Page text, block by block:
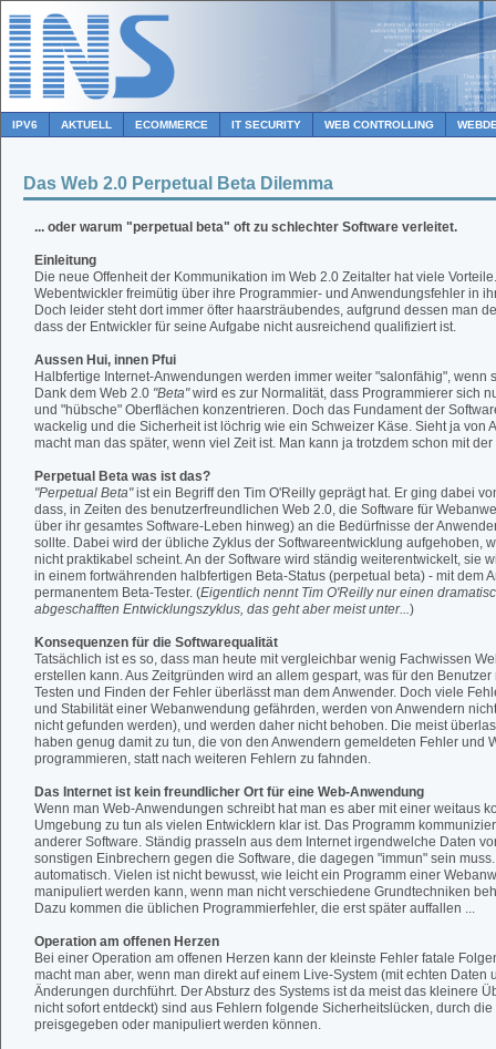
IPV6 AKTUELL ECOMMERCE IT SECURITY WEB CONTROLLING
Das Web 2.0 Perpetual Beta Dilemma
... oder warum "perpetual beta" oft zu schlechter Software verleitet.
Einleitung
Die neue Offenheit der Kommunikation im Web 2.0 Zeitalter hat viele
Webentwickler freimütig über ihre Programmier- und Anwendungsfehler in
Doch leider steht dort immer öfter haarsträubendes, aufgrund dessen man
dass der Entwickler für seine Aufgabe nicht ausreichend qualifiziert ist.
Aussen Hui, innen Pfui
Halbfertige Internet-Anwendungen werden immer weiter "salonfähig", wenn
Dank dem Web 2.0 "Beta"wird es zur Normalität, dass Programmierer sich
und "hübsche" Oberflächen konzentrieren. Doch das Fundament der
wackelig und die Sicherheit ist löchrig wie ein Schweizer Käse. Sieht ja von
macht man das später, wenn viel Zeit ist. Man kann ja trotzdem schon mit
Perpetual Beta was ist das?
"Perpetual Beta"ist ein Begriff den Tim O'Reilly geprägt hat. Er ging dabei
dass, in Zeiten des benutzerfreundlichen Web 2.0, die Software für
über ihr gesamtes Software-Leben hinweg) an die Bedürfnisse der
sollte. Dabei wird der übliche Zyklus der Softwareentwicklung aufgehoben,
nicht praktikabel scheint. An der Software wird ständig weiterentwickelt, sie
in einem fortwährenden halbfertigen Beta-Status (perpetual beta) - mit dem
permanentem Beta-Tester. (Eigentlich nennt Tim O'Reilly nur einen
abgeschafften Entwicklungszyklus, das geht aber meist unter...)
Konsequenzen für die Softwarequalität
Tatsächlich ist es so, dass man heute mit vergleichbar wenig Fachwissen
erstellen kann. Aus Zeitgründen wird an allem gespart, was für den
Testen und Finden der Fehler überlässt man dem Anwender. Doch viele
und Stabilität einer Webanwendung gefährden, werden von Anwendern
nicht gefunden werden), und werden daher nicht behoben. Die meist
haben genug damit zu tun, die von den Anwendern gemeldeten Fehler und
programmieren, statt nach weiteren Fehlern zu fahnden.
Das Internet ist kein freundlicher Ort für eine Web-Anwendung
Wenn man Web-Anwendungen schreibt hat man es aber mit einer weitaus
Umgebung zu tun als vielen Entwicklern klar ist. Das Programm
anderer Software. Ständig prasseln aus dem Internet irgendwelche Daten
sonstigen Einbrechern gegen die Software, die dagegen "immun" sein
automatisch. Vielen ist nicht bewusst, wie leicht ein Programm einer
manipuliert werden kann, wenn man nicht verschiedene Grundtechniken
Dazu kommen die üblichen Programmierfehler, die erst später auffallen ...
Operation am offenen Herzen
Bei einer Operation am offenen Herzen kann der kleinste Fehler fatale
macht man aber, wenn man direkt auf einem Live-System (mit echten Daten
Änderungen durchführt. Der Absturz des Systems ist da meist das kleinere
nicht sofort entdeckt) sind aus Fehlern folgende Sicherheitslücken, durch
preisgegeben oder manipuliert werden können.